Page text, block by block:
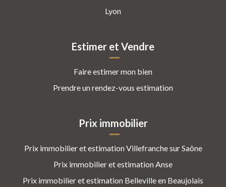
Lyon
Estimer et Vendre
Faire estimer mon bien
Prendre un rendez-vous estimation
Prix immobilier
Prix immobilier et estimation Villefranche sur Saône
Prix immobilier et estimation Anse
Prix immobilier et estimation Belleville en Beaujolais